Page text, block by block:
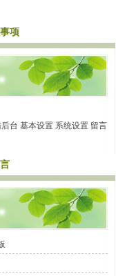
项
台 基本设置 系统设置 留言